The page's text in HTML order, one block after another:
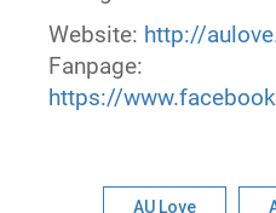
Website: http://
Fanpage:
https://
AU Love